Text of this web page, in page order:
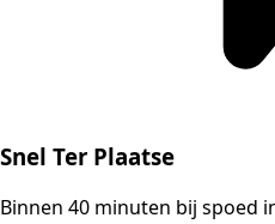
Snel Ter Plaatse
Binnen 40 minuten bij spoed